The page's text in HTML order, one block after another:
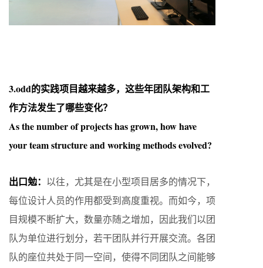
3.odd的实践项目越来越多，这些年团队架构和工
作方法发生了哪些变化？
As the number of projects has grown, how have
your team structure and working methods evolved?
出口勉： 以往，尤其是在小型项目居多的情况下，
每位设计人员的作用都受到高度重视。而如今，项
目规模不断扩大，数量亦随之增加，因此我们以团
队为单位进行划分，若干团队并行开展交流。各团
队的座位共处于同一空间，使得不同团队之间能够